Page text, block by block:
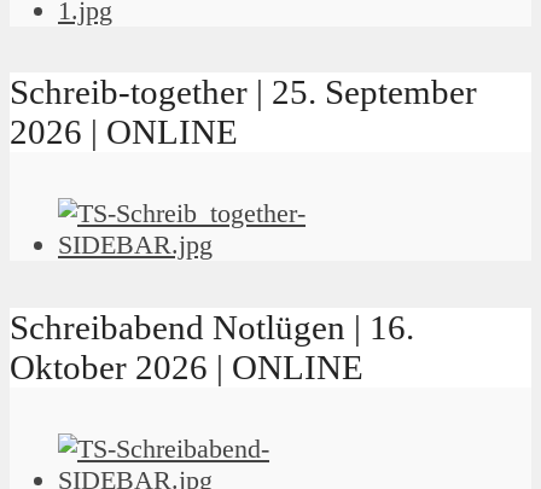
Schreib-together | 25. September
2026 | ONLINE
Schreibabend Notlügen | 16.
Oktober 2026 | ONLINE